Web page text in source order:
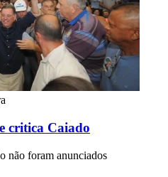
critica Caiado
não foram anunciados